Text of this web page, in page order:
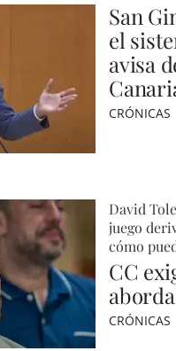
San
el
avisa
CRÓNICAS
David
juego
cómo
CC
CRÓNICAS